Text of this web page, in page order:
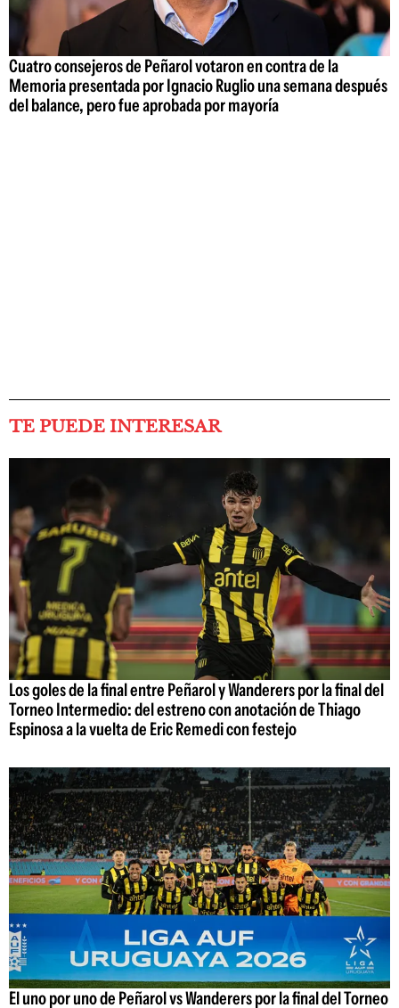
Cuatro consejeros de Peñarol votaron en contra de la
Memoria presentada por Ignacio Ruglio una semana después
del balance, pero fue aprobada por mayoría
TE PUEDE INTERESAR
Los goles de la final entre Peñarol y Wanderers por la final del
Torneo Intermedio: del estreno con anotación de Thiago
Espinosa a la vuelta de Eric Remedi con festejo
El uno por uno de Peñarol vs Wanderers por la final del Torneo